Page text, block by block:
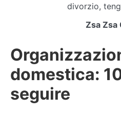
divorzio,
Zsa Zsa
domestica:
seguire